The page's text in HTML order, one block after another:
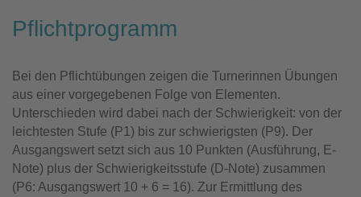
Pflichtprogramm
Bei den Pflichtübungen zeigen die Turnerinnen Übungen
aus einer vorgegebenen Folge von Elementen.
Unterschieden wird dabei nach der Schwierigkeit: von der
leichtesten Stufe (P1) bis zur schwierigsten (P9). Der
Ausgangswert setzt sich aus 10 Punkten (Ausführung, E-
Note) plus der Schwierigkeitsstufe (D-Note) zusammen
(P6: Ausgangswert 10 + 6 = 16). Zur Ermittlung des